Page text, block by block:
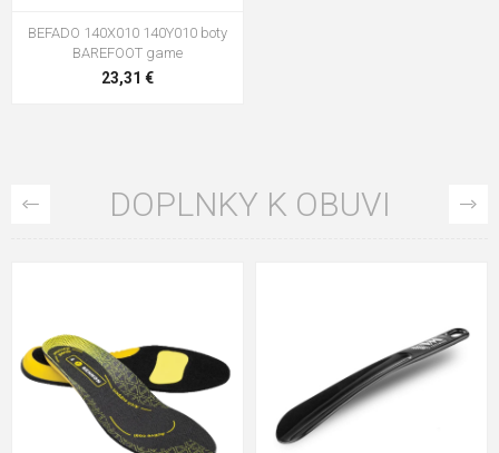
BEFADO 140X010 140Y010 boty
BAREFOOT game
23,31 €
DOPLNKY K OBUVI